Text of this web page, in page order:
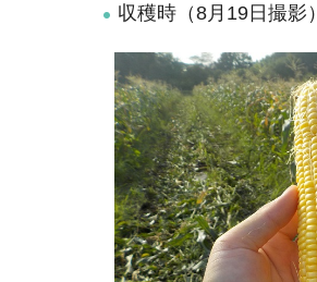
収穫時（8月19日撮影）